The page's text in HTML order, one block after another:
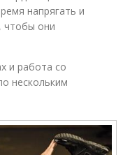
напрягать и
чтобы они
и работа со
нескольким